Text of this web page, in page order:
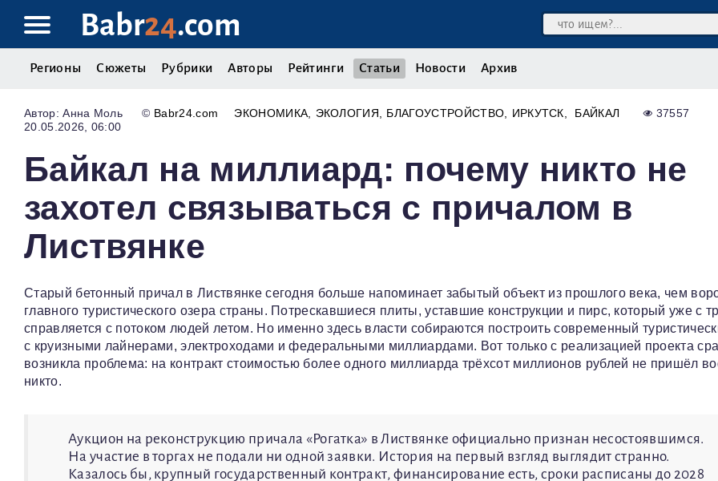
Babr24.com
Регионы Сюжеты Рубрики Авторы Рейтинги Статьи Новости Архив
Анна Моль © Babr24.com ЭКОНОМИКА ЭКОЛОГИЯ БЛАГОУСТРОЙСТВО ИРКУТСК БАЙКАЛ
37557
20.05.2026, 06:00
Байкал на миллиард: почему никто не
захотел связываться с причалом в
Листвянке
Старый бетонный причал в Листвянке сегодня больше напоминает забытый объект из прошлого века, чем
главного туристического озера страны. Потрескавшиеся плиты, уставшие конструкции и пирс, который уже с
справляется с потоком людей летом. Но именно здесь власти собираются построить современный
с круизными лайнерами, электроходами и федеральными миллиардами. Вот только с реализацией проекта
возникла проблема: на контракт стоимостью более одного миллиарда трёхсот миллионов рублей не пришёл
никто.
Аукцион на реконструкцию причала «Рогатка» в Листвянке официально признан несостоявшимся.
На участие в торгах не подали ни одной заявки. История на первый взгляд выглядит странно.
Казалось бы, крупный государственный контракт, финансирование есть, сроки расписаны до 2028